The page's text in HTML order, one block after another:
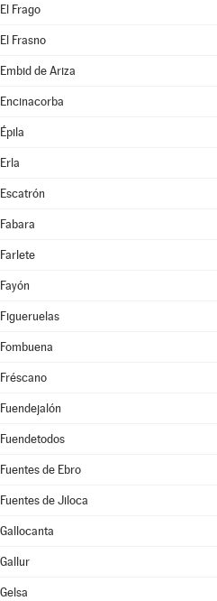
El Frago
El Frasno
Embid de Ariza
Encinacorba
Épila
Erla
Escatrón
Fabara
Farlete
Fayón
Figueruelas
Fombuena
Fréscano
Fuendejalón
Fuendetodos
Fuentes de Ebro
Fuentes de Jiloca
Gallocanta
Gallur
Gelsa